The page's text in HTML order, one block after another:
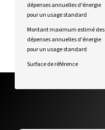
dépenses annuelles d'énergie
pour un usage standard
Montant maximum estimé des
dépenses annuelles d'énergie
pour un usage standard
Surface de référence